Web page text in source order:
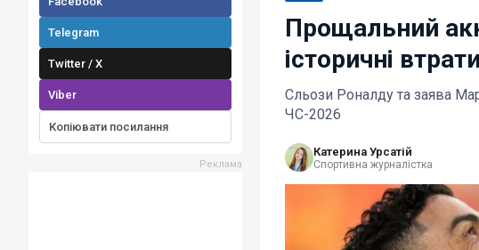
Telegram
Twitter / X
Viber
Копіювати посилання
Прощальний
історичні
Сльози Роналду та заява
ЧС-2026
Катерина Урсатій
Спортивна журналістка